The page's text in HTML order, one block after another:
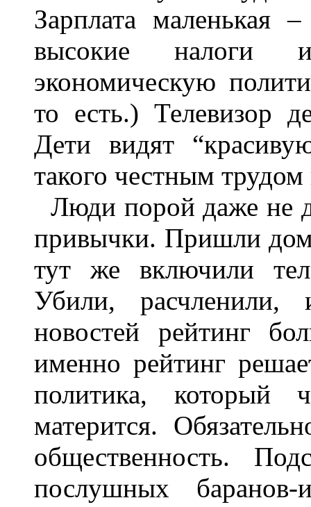
Зарплата маленькая
высокие налоги
экономическую
то есть.) Телевизор
Дети видят
такого честным трудом
Люди порой даже не
привычки. Пришли
тут же включили
Убили, расчленили,
новостей рейтинг
именно рейтинг
политика, который
матерится.
общественность.
послушных баранов-